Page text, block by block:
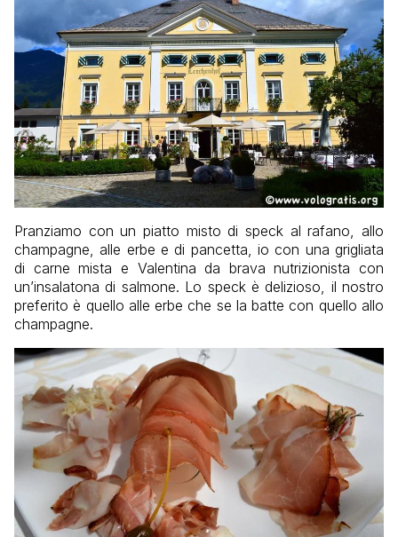
Pranziamo con un piatto misto di speck al rafano, allo
champagne, alle erbe e di pancetta, io con una grigliata
di carne mista e Valentina da brava nutrizionista con
un’insalatona di salmone. Lo speck è delizioso, il nostro
preferito è quello alle erbe che se la batte con quello allo
champagne.